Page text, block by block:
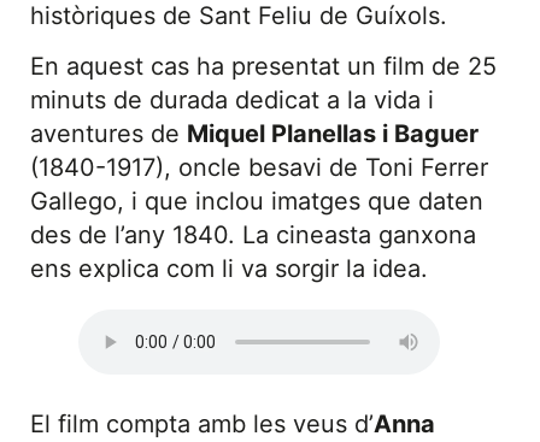
històriques de Sant Feliu de Guíxols.
En aquest cas ha presentat un film de 25
minuts de durada dedicat a la vida i
aventures de Miquel Planellas i Baguer
(1840-1917), oncle besavi de Toni Ferrer
Gallego, i que inclou imatges que daten
des de l’any 1840. La cineasta ganxona
ens explica com li va sorgir la idea.
El film compta amb les veus d’Anna